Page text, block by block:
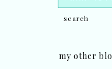
my other